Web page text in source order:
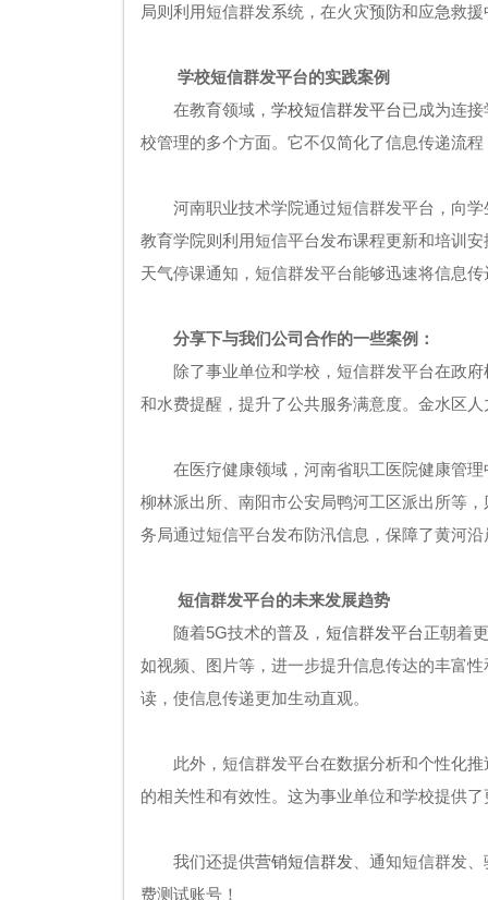
局则利用短信群发系统，在火灾预防和应急救
学校短信群发平台的实践案例
在教育领域， 学校短信群发平台已成为连
校管理的多个方面。它不仅简化了信息传递流
河南职业技术学院通过短信群发平台，向
教育学院则利用短信平台发布课程更新和培训
天气停课通知，短信群发平台能够迅速将信息
分享下与我们公司合作的一些案例：
除了事业单位和学校，短信群发平台在政
和水费提醒，提升了公共服务满意度。金水区
在医疗健康领域，河南省职工医院健康管
柳林派出所、南阳市公安局鸭河工区派出所等，
务局通过短信平台发布防汛信息，保障了黄河
短信群发平台的未来发展趋势
随着5G技术的普及， 短信群发平台正朝着
如视频、图片等，进一步提升信息传达的丰富
读，使信息传递更加生动直观。
此外，短信群发平台在数据分析和个性化
的相关性和有效性。这为事业单位和学校提供
我们还提供营销短信群发 、通知短信群发
费测试账号！